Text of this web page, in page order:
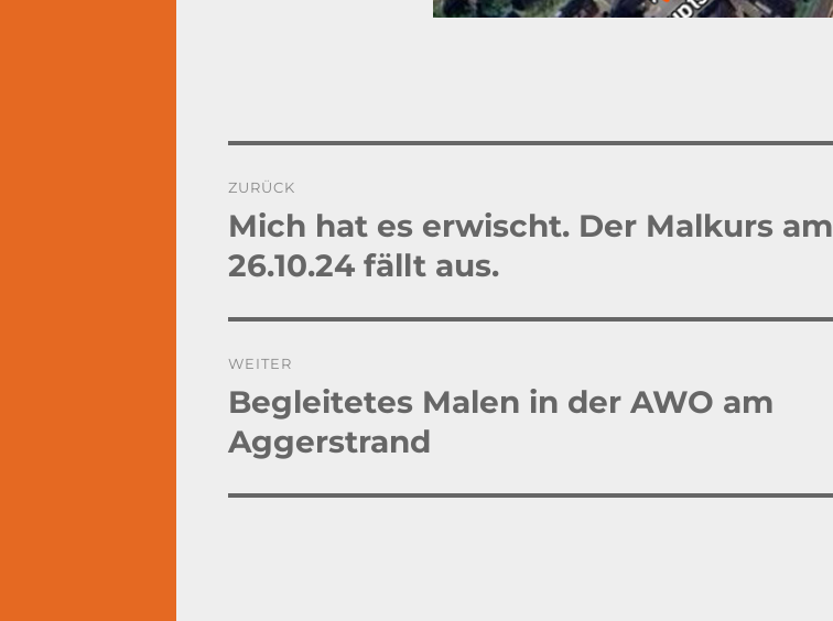
ZURÜCK
Vorheriger
Beitrag:
Mich hat es erwischt. Der Malkurs am
26.10.24 fällt aus.
WEITER
Nächster
Beitrag:
Begleitetes Malen in der AWO am
Aggerstrand